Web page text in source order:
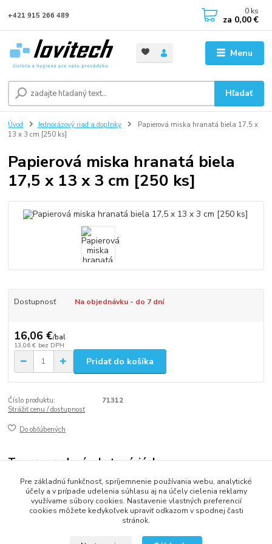
Menu
Hľadať
+421 915 266 489 0 ks
za 0,00 €
Úvod Jednorázový riad a doplnky
Papierová miska hranatá biela 17,5 x
13 x 3 cm [250 ks]
Papierová miska hranatá biela
17,5 x 13 x 3 cm [250 ks]
Dostupnosť Na objednávku - do 7 dní
16,06 €/bal
13,06 € bez DPH
Pridať do košíka
Číslo produktu:
71312
Strážiť cenu / dostupnosť
Do obľúbených
Tovar zaradený v kategóriách
Jednorázový riad a doplnky
Pre základnú funkčnosť, spríjemnenie používania webu, analytické
účely a v prípade udelenia súhlasu aj na účely cielenia reklamy
využívame súbory cookies. Nastavenie vlastných preferencií
cookies môžete kedykoľvek upraviť odkazom v spodnej časti
stránok.